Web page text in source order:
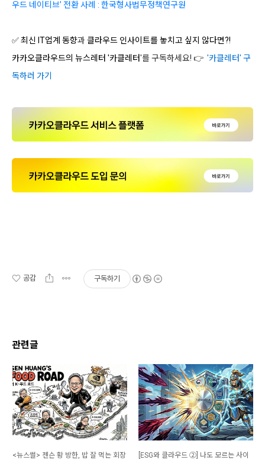
우드 네이티브’ 전환 사례 : 한국형사법무정책연구원
✅ 최신 IT업계 동향과 클라우드 인사이트를 놓치고 싶지 않다면?!
카카오클라우드의 뉴스레터 '카클레터'를 구독하세요! 👉 '카클레터' 구
독하러 가기
공감 구독하기
관련글
<뉴스썰> 젠슨 황 방한, 밥 잘 먹는 회장
[ESG와 클라우드 ②] 나도 모르는 사이